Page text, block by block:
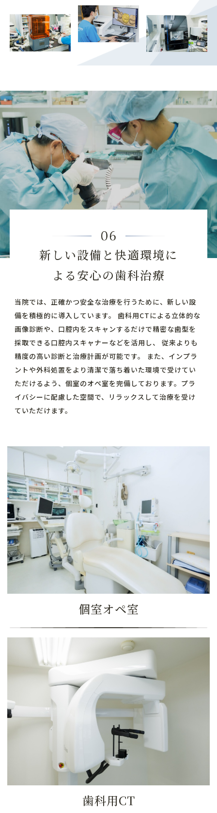
新しい設備と快適環境に
よる安心の歯科治療
当院では、正確かつ安全な治療を行うために、新しい設
備を積極的に導入しています。
歯科用CTによる立体的な
画像診断や、口腔内をスキャンするだけで精密な歯型を
採取できる口腔内スキャナーなどを活用し、
従来よりも
精度の高い診断と治療計画が可能です。
また、インプラ
ントや外科処置をより清潔で落ち着いた環境で受けてい
ただけるよう、個室のオペ室を完備しております。プラ
イバシーに配慮した空間で、リラックスして治療を受け
ていただけます。
個室オペ室
歯科用CT